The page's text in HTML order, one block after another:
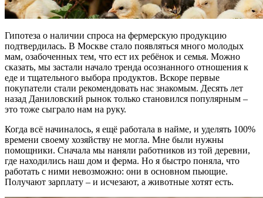
Гипотеза о наличии спроса на фермерскую продукцию
подтвердилась. В Москве стало появляться много молодых
мам, озабоченных тем, что ест их ребёнок и семья. Можно
сказать, мы застали начало тренда осознанного отношения к
еде и тщательного выбора продуктов. Вскоре первые
покупатели стали рекомендовать нас знакомым. Десять лет
назад Даниловский рынок только становился популярным –
это тоже сыграло нам на руку.
Когда всё начиналось, я ещё работала в найме, и уделять 100%
времени своему хозяйству не могла. Мне были нужны
помощники. Сначала мы наняли работников из той деревни,
где находились наш дом и ферма. Но я быстро поняла, что
работать с ними невозможно: они в основном пьющие.
Получают зарплату – и исчезают, а животные хотят есть.